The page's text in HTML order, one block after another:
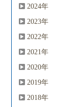
2024年
2023年
2022年
2021年
2020年
2019年
2018年